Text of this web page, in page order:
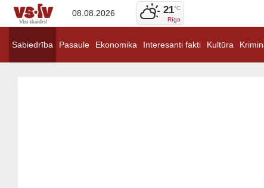
08.08.2026 21°C
Rīga
Sabiedrība Pasaule Ekonomika Interesanti fakti Kultūra